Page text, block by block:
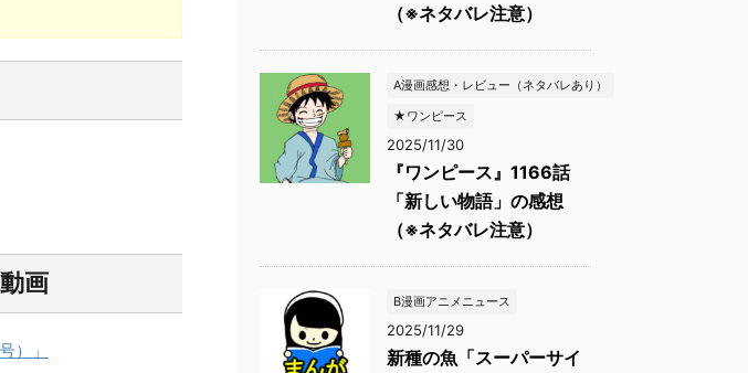
画
）」
（※ネタバレ注意）
A漫画感想・レビュー（ネタバレあり）
★ワンピース
2025/11/30
『ワンピース』1166話
「新しい物語」の感想
（※ネタバレ注意）
B漫画アニメニュース
2025/11/29
新種の魚「スーパーサイ